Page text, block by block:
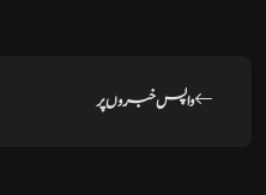
واپس خبروں پر